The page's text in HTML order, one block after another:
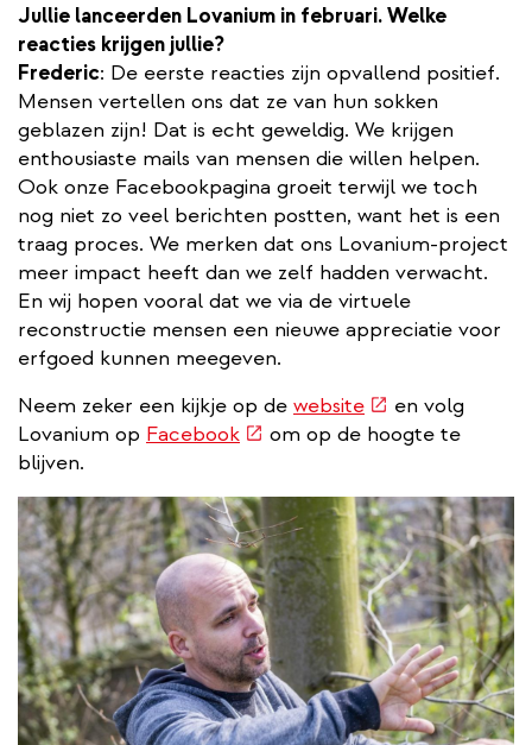
Jullie lanceerden Lovanium in februari. Welke
reacties krijgen jullie?
Frederic: De eerste reacties zijn opvallend positief.
Mensen vertellen ons dat ze van hun sokken
geblazen zijn! Dat is echt geweldig. We krijgen
enthousiaste mails van mensen die willen helpen.
Ook onze Facebookpagina groeit terwijl we toch
nog niet zo veel berichten postten, want het is een
traag proces. We merken dat ons Lovanium-project
meer impact heeft dan we zelf hadden verwacht.
En wij hopen vooral dat we via de virtuele
reconstructie mensen een nieuwe appreciatie voor
erfgoed kunnen meegeven.
Neem zeker een kijkje op de website(externe
link)
en volg
Lovanium op Facebook(externe
om op de hoogte te
blijven.